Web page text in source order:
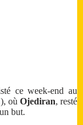
ce week-end au
où Ojediran, resté
but.